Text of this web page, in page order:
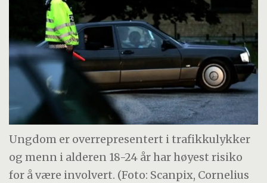
Ungdom er overrepresentert i trafikkulykker
og menn i alderen 18-24 år har høyest risiko
for å være involvert. (Foto: Scanpix, Cornelius